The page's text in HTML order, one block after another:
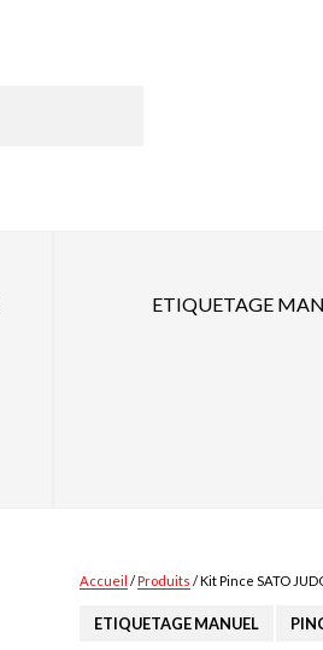
ETIQUETAGE
Accueil /Produits / Kit Pince SATO
ETIQUETAGE MANUEL